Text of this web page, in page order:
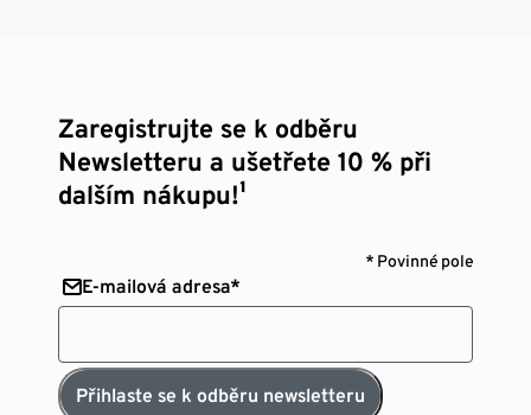
Zaregistrujte se k odběru
Newsletteru a ušetřete 10 % při
dalším nákupu!¹
* Povinné pole
E-mailová adresa*
Přihlaste se k odběru newsletteru